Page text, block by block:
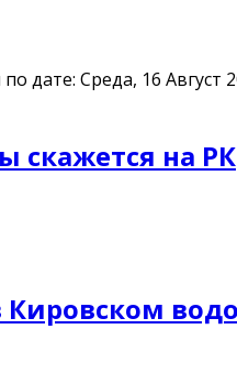
дате: Среда, 16 Август
скажется на РК